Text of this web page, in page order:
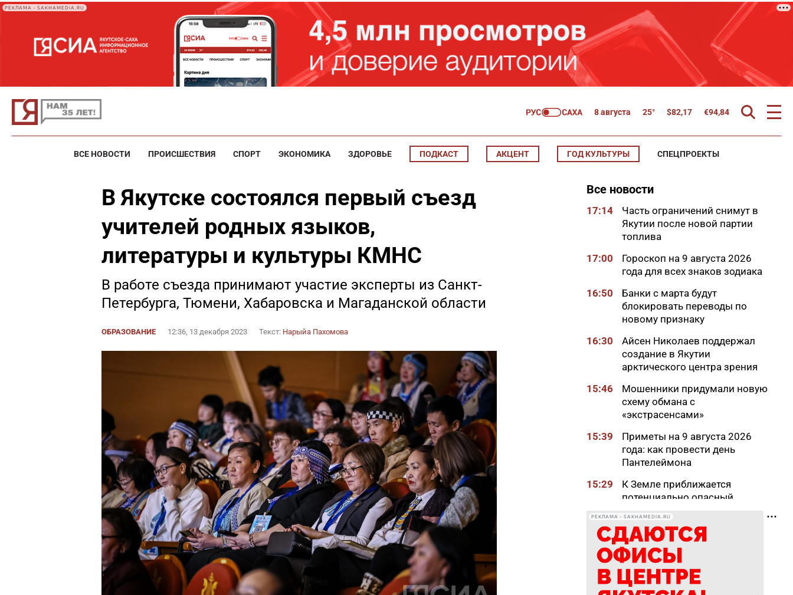
РЕКЛАМА • SAKHAMEDIA.RU
8 августа 25° $82,17 €94,84
ВСЕ НОВОСТИ ПРОИСШЕСТВИЯ СПОРТ ЭКОНОМИКА ЗДОРОВЬЕ ПОДКАСТ АКЦЕНТ ГОД КУЛЬТУРЫ СПЕЦПРОЕКТЫ
В Якутске состоялся первый съезд
учителей родных языков,
литературы и культуры КМНС
В работе съезда принимают участие эксперты из Санкт-
Петербурга, Тюмени, Хабаровска и Магаданской области
ОБРАЗОВАНИЕ 12:36, 13 декабря 2023 Текст: Нарыйа Пахомова
Все новости
17:14
Часть ограничений снимут в
Якутии после новой партии
топлива
17:00
Гороскоп на 9 августа 2026
года для всех знаков зодиака
16:50
Банки с марта будут
блокировать переводы по
новому признаку
16:30
Айсен Николаев поддержал
создание в Якутии
арктического центра зрения
15:46
Мошенники придумали новую
схему обмана с
«экстрасенсами»
15:39
Приметы на 9 августа 2026
года: как провести день
Пантелеймона
15:29
К Земле приближается
потенциально опасный
14:41
В трех районах Якутии
прогнозируют сильные дожди
13:32
В Якутии за сутки потушили
десять лесных пожаров
РЕКЛАМА • SAKHAMEDIA.RU